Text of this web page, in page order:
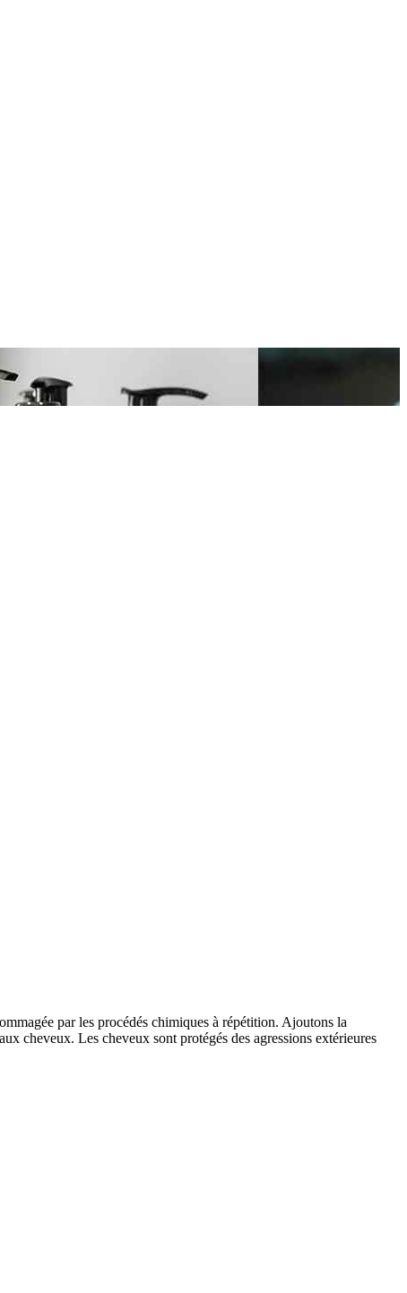
par les procédés chimiques à répétition. Ajoutons la
cheveux. Les cheveux sont protégés des agressions extérieures